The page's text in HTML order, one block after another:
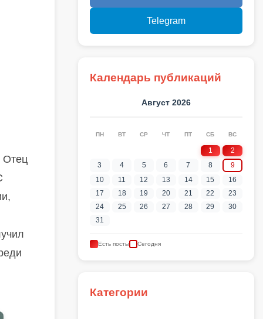
Отец
Telegram
Календарь публикаций
Август 2026
ПН ВТ СР ЧТ ПТ СБ ВС
1
2
3
4 5 6 7 8
9
10
11 12 13 14 15
16
17
18 19 20 21 22
23
24
25 26 27 28 29
30
31
Есть посты Сегодня
Категории